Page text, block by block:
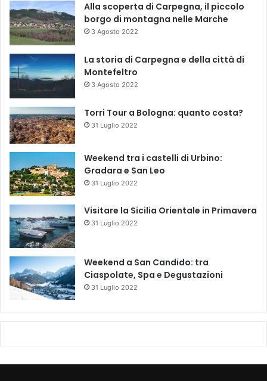
Alla scoperta di Carpegna, il piccolo
borgo di montagna nelle Marche
3 Agosto 2022
La storia di Carpegna e della città di
Montefeltro
3 Agosto 2022
Torri Tour a Bologna: quanto costa?
31 Luglio 2022
Weekend tra i castelli di Urbino:
Gradara e San Leo
31 Luglio 2022
Visitare la Sicilia Orientale in Primavera
31 Luglio 2022
Weekend a San Candido: tra
Ciaspolate, Spa e Degustazioni
31 Luglio 2022